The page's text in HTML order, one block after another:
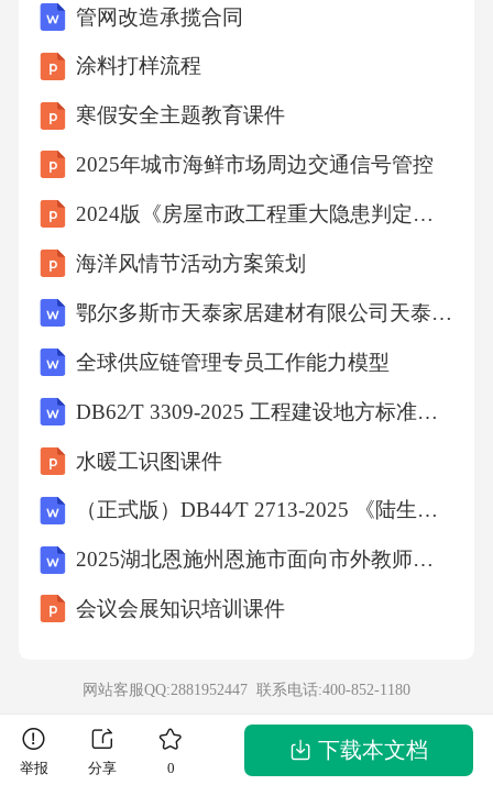
检验流程，单项目的平均成本下降了12%。
的改革不再单纯关注费用管控，而是将支付与
检验质量、效率挂钩：比如对出具快速精准报
告的检验项目给予额外支付，对出现误诊、漏
诊的检验项目扣减支付额度。2023年某省出台
2个月检验结果准确率达到99.5%以上的机构，
可获得当年医保支付总额的2%作为奖励，这一
政策极大提升了机构对检验质量的重视程度。
3.3新冠疫情背景下的临时调整与长效优化新冠
疫情期间，核酸检测、抗原检测等项目的支付
政策经历了多次调整：从初期的全额医保报
自费为主。这一过程中，我们积累了突发公共
了后续居家检测、上门采样等新型检测服务的
支付政策探索。02ONE当前检测支付方式改革
管网改造承揽合同
涂料打样流程
寒假安全主题教育课件
2025年城市海鲜市场周边交通信号管控
2024版《房屋市政工程重大隐患判定》解读课件（可编辑）
海洋风情节活动方案策划
鄂尔多斯市天泰家居建材有限公司天泰建材市场项目环境影响报告表环评报告
全球供应链管理专员工作能力模型
DB62∕T 3309-2025 工程建设地方标准编制标准
水暖工识图课件
（正式版）DB44∕T 2713-2025 《陆生野生动物样品采集和保存技术规范》
2025湖北恩施州恩施市面向市外教师选调60人笔试备考试题及答案解析
会议会展知识培训课件
网站客服QQ:2881952447 联系电话:400-852-1180
举报 分享 0
下载本文档